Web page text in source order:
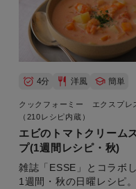
4分 洋風 簡単
クックフォーミー エクスプレ
（210レシピ内蔵）
エビのトマトクリーム
プ(1週間レシピ・秋)
雑誌「ESSE」とコラボ
1週間・秋の日曜レシピ